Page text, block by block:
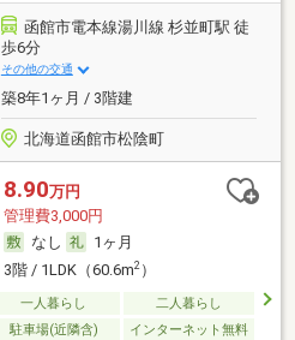
函館市電本線湯川線 杉並町駅 徒
歩6分
その他の交通
築8年1ヶ月 / 3階建
北海道函館市松陰町
8.90万円
管理費3,000円
なし
1ヶ月
3階 / 1LDK（60.6m2）
一人暮らし
二人暮らし
駐車場(近隣含) インターネット無料